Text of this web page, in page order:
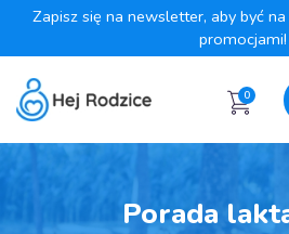
Zapisz się na newsletter, aby być
promocjami!
0
Porada